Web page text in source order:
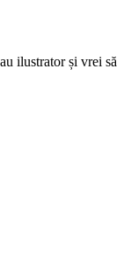
ilustrator și vrei să